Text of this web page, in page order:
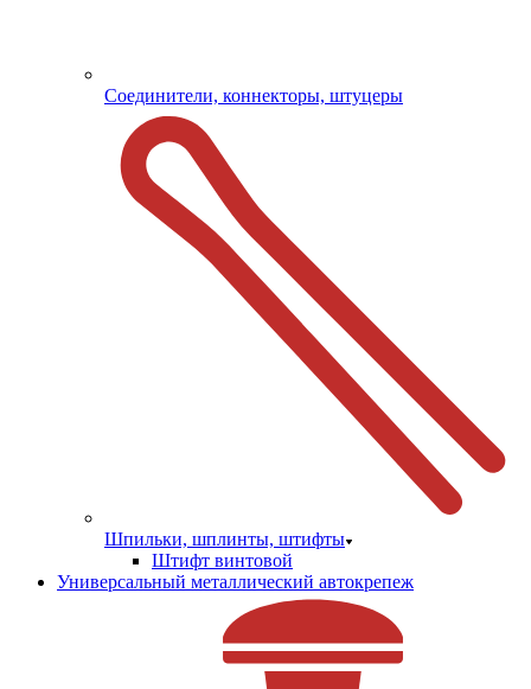
Соединители, коннекторы, штуцеры
Шпильки, шплинты, штифты
Штифт винтовой
Универсальный металлический автокрепеж